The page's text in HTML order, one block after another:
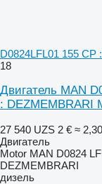
D0824LFL01 155 CP
18
Двигатель MAN
: DEZMEMBRARI
27 540 UZS 2 € ≈
Двигатель
Motor MAN D0824
DEZMEMBRARI
дизель